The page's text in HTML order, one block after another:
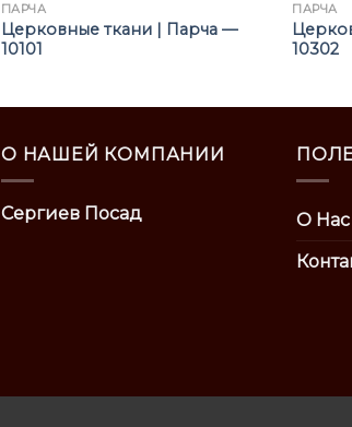
ПАРЧА
Церковные ткани | Парча —
10101
ПАРЧА
10302
О НАШЕЙ КОМПАНИИ
Сергиев Посад
О Нас